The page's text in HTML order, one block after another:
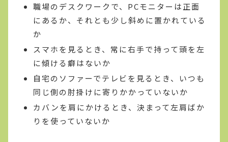
職場のデスクワークで、PCモニターは正面
にあるか、それとも少し斜めに置かれている
か
スマホを見るとき、常に右手で持って頭を左
に傾ける癖はないか
自宅のソファーでテレビを見るとき、いつも
同じ側の肘掛けに寄りかかっていないか
カバンを肩にかけるとき、決まって左肩ばか
りを使っていないか